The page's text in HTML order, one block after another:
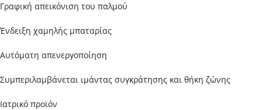
Γραφική απεικόνιση του παλμού
Ένδειξη χαμηλής μπαταρίας
Αυτόματη απενεργοποίηση
Συμπεριλαμβάνεται ιμάντας συγκράτησης και θήκη ζώνης
Ιατρικό προϊόν